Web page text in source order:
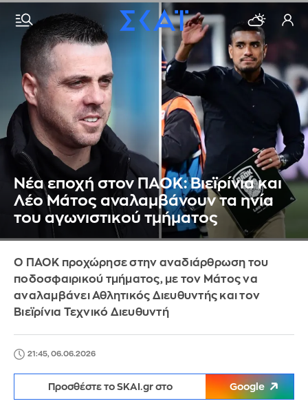
Νέα εποχή στον ΠΑΟΚ: Βιεϊρίνια και
Λέο Μάτος αναλαμβάνουν τα ηνία
του αγωνιστικού τμήματος
Ο ΠΑΟΚ προχώρησε στην αναδιάρθρωση του
ποδοσφαιρικού τμήματος, με τον Μάτος να
αναλαμβάνει Αθλητικός Διευθυντής και τον
Βιεϊρίνια Τεχνικό Διευθυντή
21:45, 06.06.2026
Προσθέστε το SKAI.gr στο Google